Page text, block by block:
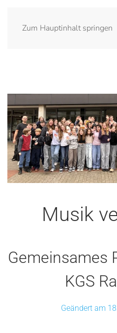
Zum Hauptinhalt springen
Musik
Gemeinsames
KGS
Geändert am